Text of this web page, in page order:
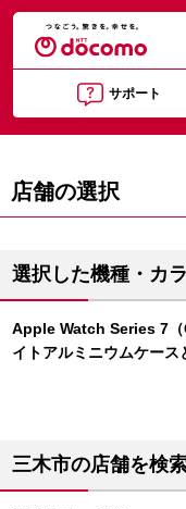
サポート
店舗の選択
選択した機種・カ
Apple Watch Series 7（
イトアルミニウムケー
三木市の店舗を検